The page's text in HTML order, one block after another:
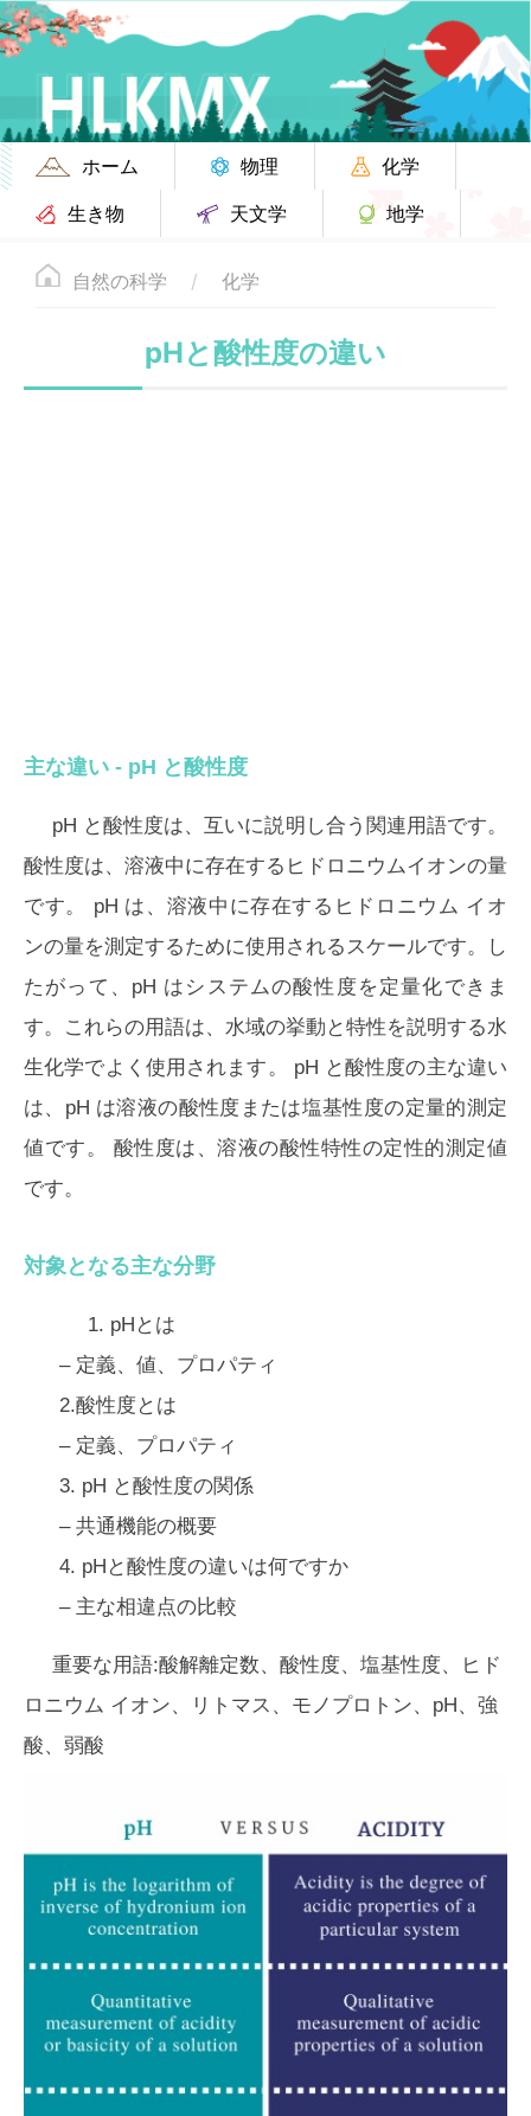
ホーム 物理
化学
生き物
天文学 地学
自然の科学 化学
pHと酸性度の違い
主な違い - pH と酸性度
pH と酸性度は、互いに説明し合う関連用語です。
酸性度は、溶液中に存在するヒドロニウムイオンの量
です。 pH は、溶液中に存在するヒドロニウム イオ
ンの量を測定するために使用されるスケールです。し
たがって、pH はシステムの酸性度を定量化できま
す。これらの用語は、水域の挙動と特性を説明する水
生化学でよく使用されます。 pH と酸性度の主な違い
は、 pH は溶液の酸性度または塩基性度の定量的測定
値です。 酸性度は、溶液の酸性特性の定性的測定値
です。
対象となる主な分野
1. pHとは
– 定義、値、プロパティ
2.酸性度とは
– 定義、プロパティ
3. pH と酸性度の関係
– 共通機能の概要
4. pHと酸性度の違いは何ですか
– 主な相違点の比較
重要な用語:酸解離定数、酸性度、塩基性度、ヒド
ロニウム イオン、リトマス、モノプロトン、pH、強
酸、弱酸